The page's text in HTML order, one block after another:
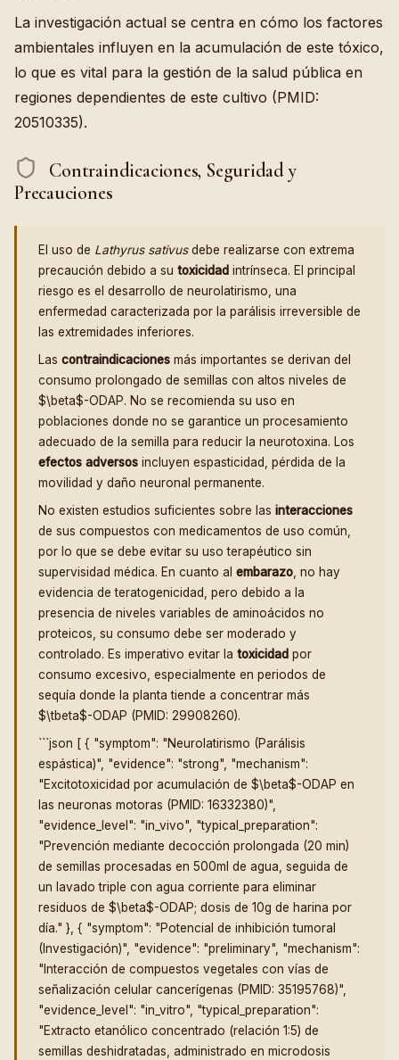
La investigación actual se centra en cómo los factores
ambientales influyen en la acumulación de este tóxico,
lo que es vital para la gestión de la salud pública en
regiones dependientes de este cultivo (PMID:
20510335).
Contraindicaciones, Seguridad y
Precauciones
El uso de Lathyrus sativusdebe realizarse con extrema
precaución debido a su toxicidad intrínseca. El principal
riesgo es el desarrollo de neurolatirismo, una
enfermedad caracterizada por la parálisis irreversible de
las extremidades inferiores.
Las contraindicaciones más importantes se derivan del
consumo prolongado de semillas con altos niveles de
$\beta$-ODAP. No se recomienda su uso en
poblaciones donde no se garantice un procesamiento
adecuado de la semilla para reducir la neurotoxina. Los
efectos adversos incluyen espasticidad, pérdida de la
movilidad y daño neuronal permanente.
No existen estudios suficientes sobre las interacciones
de sus compuestos con medicamentos de uso común,
por lo que se debe evitar su uso terapéutico sin
supervisidad médica. En cuanto al embarazo, no hay
evidencia de teratogenicidad, pero debido a la
presencia de niveles variables de aminoácidos no
proteicos, su consumo debe ser moderado y
controlado. Es imperativo evitar la toxicidad por
consumo excesivo, especialmente en periodos de
sequía donde la planta tiende a concentrar más
$\tbeta$-ODAP (PMID: 29908260).
```json [ { "symptom": "Neurolatirismo (Parálisis
espástica)", "evidence": "strong", "mechanism":
"Excitotoxicidad por acumulación de $\beta$-ODAP en
las neuronas motoras (PMID: 16332380)",
"evidence_level": "in_vivo", "typical_preparation":
"Prevención mediante decocción prolongada (20 min)
de semillas procesadas en 500ml de agua, seguida de
un lavado triple con agua corriente para eliminar
residuos de $\beta$-ODAP; dosis de 10g de harina por
día." }, { "symptom": "Potencial de inhibición tumoral
(Investigación)", "evidence": "preliminary", "mechanism":
"Interacción de compuestos vegetales con vías de
señalización celular cancerígenas (PMID: 35195768)",
"evidence_level": "in_vitro", "typical_preparation":
"Extracto etanólico concentrado (relación 1:5) de
semillas deshidratadas, administrado en microdosis